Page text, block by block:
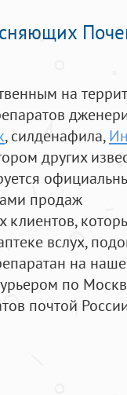
на
, силденафила,
других
продаж
клиентов,
вслух,
на
по
почтой